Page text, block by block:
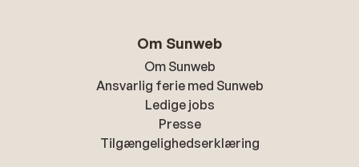
Om Sunweb
Om Sunweb
Ansvarlig ferie med Sunweb
Ledige jobs
Presse
Tilgængelighedserklæring